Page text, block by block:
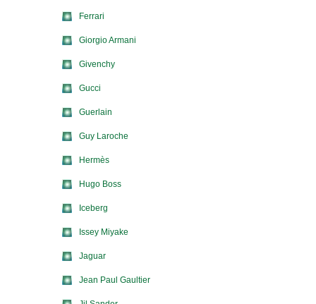
Ferrari
Giorgio Armani
Givenchy
Gucci
Guerlain
Guy Laroche
Hermès
Hugo Boss
Iceberg
Issey Miyake
Jaguar
Jean Paul Gaultier